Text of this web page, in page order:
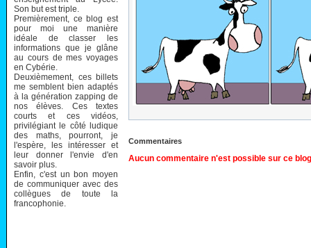
Son but est triple.
Premièrement, ce blog est
pour moi une manière
idéale de classer les
informations que je glâne
au cours de mes voyages
en Cybérie.
Deuxièmement, ces billets
me semblent bien adaptés
à la génération zapping de
nos élèves. Ces textes
courts et ces vidéos,
privilégiant le côté ludique
des maths, pourront, je
l'espère, les intéresser et
leur donner l'envie d'en
savoir plus.
Enfin, c'est un bon moyen
de communiquer avec des
collègues de toute la
francophonie.
Commentaires
Aucun commentaire n'est possible sur ce